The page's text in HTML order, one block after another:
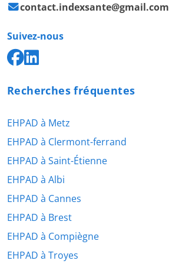
contact.indexsante@gmail.com
Suivez-nous
Recherches fréquentes
EHPAD à Metz
EHPAD à Clermont-ferrand
EHPAD à Saint-Étienne
EHPAD à Albi
EHPAD à Cannes
EHPAD à Brest
EHPAD à Compiègne
EHPAD à Troyes